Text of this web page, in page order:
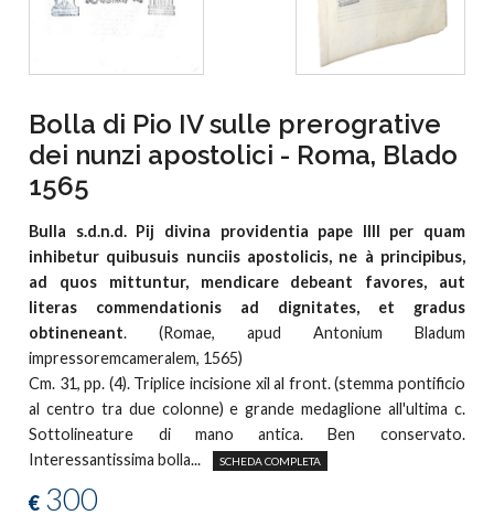
Bolla di Pio IV sulle prerogrative
dei nunzi apostolici - Roma, Blado
1565
Bulla s.d.n.d. Pij divina providentia pape IIII per quam
inhibetur quibusuis nunciis apostolicis, ne à principibus,
ad quos mittuntur, mendicare debeant favores, aut
literas commendationis ad dignitates, et gradus
obtineneant. (Romae, apud Antonium Bladum
impressoremcameralem, 1565)
Cm. 31, pp. (4). Triplice incisione xil al front. (stemma pontificio
al centro tra due colonne) e grande medaglione all'ultima c.
Sottolineature di mano antica. Ben conservato.
Interessantissima bolla...
SCHEDA COMPLETA
€ 300